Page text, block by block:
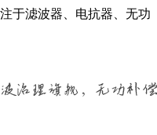
于滤波器、电抗器、无功